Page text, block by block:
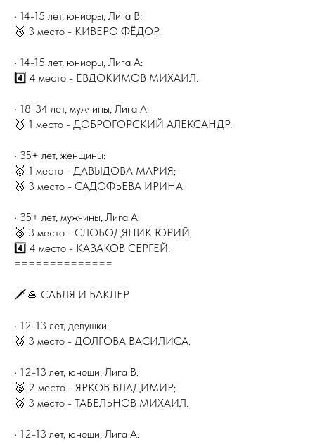
• 14-15 лет, юниоры, Лига В:
🥉 3 место - КИВЕРО ФЁДОР.
• 14-15 лет, юниоры, Лига А:
4️⃣ 4 место - ЕВДОКИМОВ МИХАИЛ.
• 18-34 лет, мужчины, Лига А:
🥇 1 место - ДОБРОГОРСКИЙ АЛЕКСАНДР.
• 35+ лет, женщины:
🥇 1 место - ДАВЫДОВА МАРИЯ;
🥉 3 место - САДОФЬЕВА ИРИНА.
• 35+ лет, мужчины, Лига А:
🥉 3 место - СЛОБОДЯНИК ЮРИЙ;
4️⃣ 4 место - КАЗАКОВ СЕРГЕЙ.
==============
🗡🥌 САБЛЯ И БАКЛЕР
• 12-13 лет, девушки:
🥉 3 место - ДОЛГОВА ВАСИЛИСА.
• 12-13 лет, юноши, Лига В:
🥈 2 место - ЯРКОВ ВЛАДИМИР;
🥉 3 место - ТАБЕЛЬНОВ МИХАИЛ.
• 12-13 лет, юноши, Лига А: